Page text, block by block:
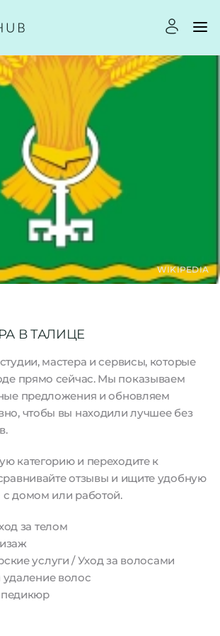
WIKIPEDIA
В ТАЛИЦЕ
мастера и сервисы, которые
прямо сейчас. Мы показываем
предложения и обновляем
чтобы вы находили лучшее без
категорию и переходите к
отзывы и ищите удобную
домом или работой.
за телом
услуги / Уход за волосами
волос